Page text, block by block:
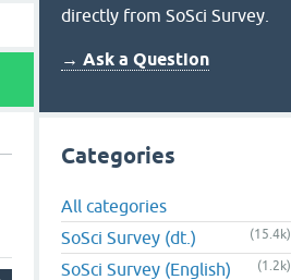
directly from SoSci Survey.
→ Ask a Question
Categories
All categories
SoSci Survey (dt.)
(15.4k)
SoSci Survey (English) (1.2k)